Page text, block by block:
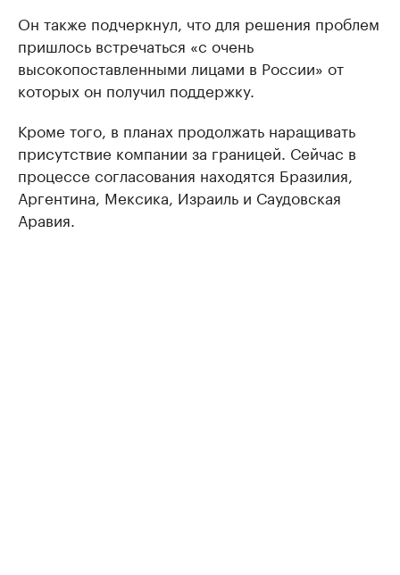
Он также подчеркнул, что для решения проблем
пришлось встречаться «с очень
высокопоставленными лицами в России» от
которых он получил поддержку.
Кроме того, в планах продолжать наращивать
присутствие компании за границей. Сейчас в
процессе согласования находятся Бразилия,
Аргентина, Мексика, Израиль и Саудовская
Аравия.